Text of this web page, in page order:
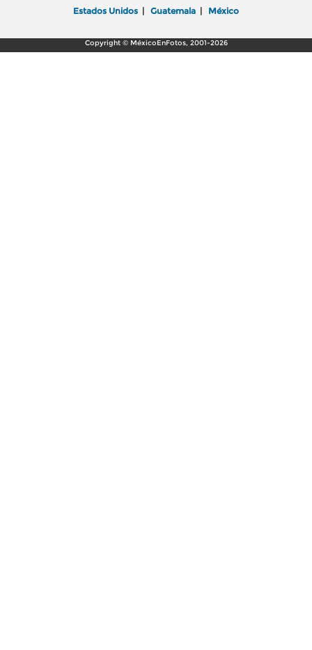
Estados Unidos | Guatemala | México
Copyright © MéxicoEnFotos, 2001-2026